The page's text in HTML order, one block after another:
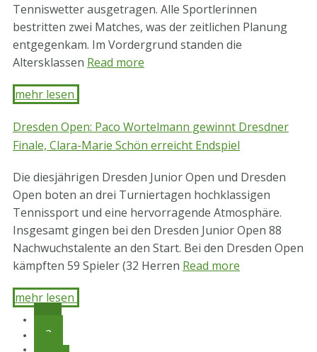
Tenniswetter ausgetragen. Alle Sportlerinnen
bestritten zwei Matches, was der zeitlichen Planung
entgegenkam. Im Vordergrund standen die
Altersklassen Read more
mehr lesen ​
Dresden Open: Paco Wortelmann gewinnt Dresdner
Finale, Clara-Marie Schön erreicht Endspiel
Die diesjährigen Dresden Junior Open und Dresden
Open boten an drei Turniertagen hochklassigen
Tennissport und eine hervorragende Atmosphäre.
Insgesamt gingen bei den Dresden Junior Open 88
Nachwuchstalente an den Start. Bei den Dresden Open
kämpften 59 Spieler (32 Herren Read more
mehr lesen ​
2